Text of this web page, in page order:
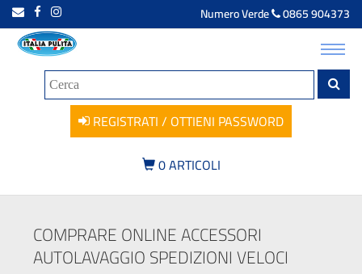
Numero Verde 0865 904373
REGISTRATI / OTTIENI PASSWORD
0ARTICOLI
COMPRARE ONLINE ACCESSORI
AUTOLAVAGGIO SPEDIZIONI VELOCI